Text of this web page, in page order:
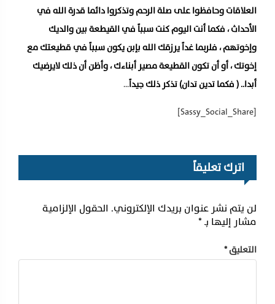
العلاقات وحافظوا على صلة الرحم وتذكروا دائما قدرة الله في
الأحداث ، فكما أنت اليوم كنت سبباً في القيطعة بين والديك
وإخوتهم ، فلربما غداً يرزقك الله بإبن يكون سبباً في قطيعتك مع
إخوتك ، أو أن تكون القطيعة مصير أبناءك ، وأظن أن ذلك لايرضيك
أبدا.. ( فكما تدين تدان) تذكر ذلك جيداً…
[Sassy_Social_Share]
اترك تعليقاً
لن يتم نشر عنوان بريدك الإلكتروني. الحقول الإلزامية
مشار إليها بـ*
التعليق*